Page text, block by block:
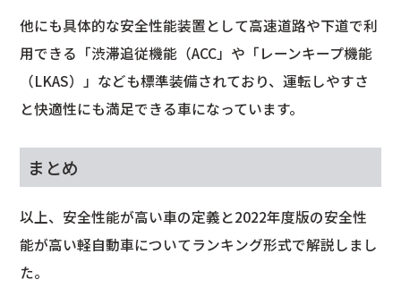
他にも具体的な安全性能装置として高速道路や下道で利
用できる「渋滞追従機能（ACC」や「レーンキープ機能
（LKAS）」なども標準装備されており、運転しやすさ
と快適性にも満足できる車になっています。
まとめ
以上、安全性能が高い車の定義と2022年度版の安全性
能が高い軽自動車についてランキング形式で解説しまし
た。